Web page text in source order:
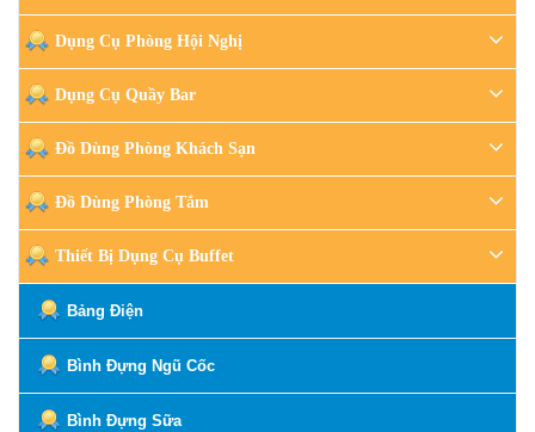
Dụng Cụ Phòng Hội Nghị
Dụng Cụ Quầy Bar
Đồ Dùng Phòng Khách Sạn
Đồ Dùng Phòng Tắm
Thiết Bị Dụng Cụ Buffet
Bảng Điện
Bình Đựng Ngũ Cốc
Bình Đựng Sữa